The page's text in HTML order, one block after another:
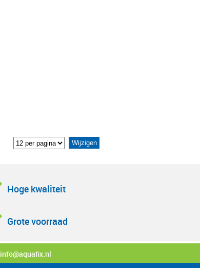
Hoge kwaliteit
Grote voorraad
info@aquafix.nl